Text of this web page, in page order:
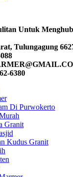
Untuk
Tulungagung
6380
Di Purwokerto
Granit
Kudus Granit